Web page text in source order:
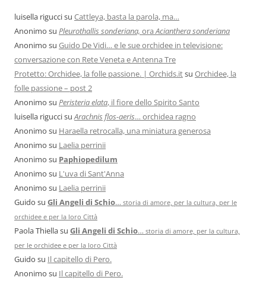
luisella riguccisu Cattleya, basta la parola, ma…
Anonimo su Pleurothallis sonderiana, ora Acianthera sonderiana
Anonimo su Guido De Vidi… e le sue orchidee in televisione:
conversazione con Rete Veneta e Antenna Tre
Protetto: Orchidee, la folle passione. | Orchids.itsu Orchidee, la
folle passione – post 2
Anonimo su Peristeria elata, il fiore dello Spirito Santo
luisella riguccisu Arachnis flos-aeris… orchidea ragno
Anonimo su Haraella retrocalla, una miniatura generosa
Anonimo su Laelia perrinii
Anonimo su Paphiopedilum
Anonimo su L'uva di Sant'Anna
Anonimo su Laelia perrinii
Guido su Gli Angeli di Schio… storia di amore, per la cultura, per le
orchidee e per la loro Città
Paola Thiellasu Gli Angeli di Schio… storia di amore, per la cultura,
per le orchidee e per la loro Città
Guido su Il capitello di Pero.
Anonimo su Il capitello di Pero.